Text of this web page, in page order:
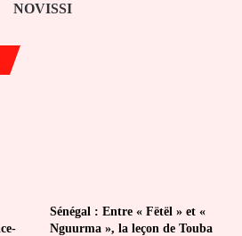
NOVISSI
Sénégal : Entre « Fëtël » et «
Nguurma », la leçon de Touba